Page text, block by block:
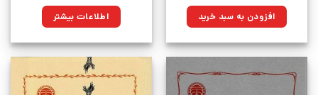
۴۳۰,۰۰۰تومان
بود.
۳۰۷,۴۵۰تومان.افزودن به سبد خرید اطلاعات بیشتر